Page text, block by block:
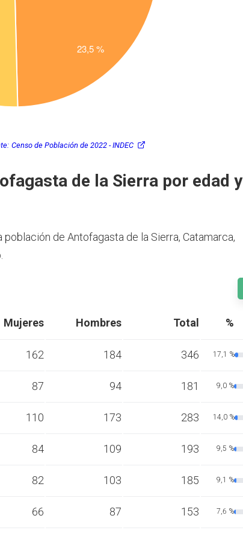
Censo de Población de 2022 - INDEC
de la Sierra por edad y
de Antofagasta de la Sierra, Catamarca,
Mujeres Hombres Total %
162 184 346 17,1 %
87 94 181 9,0 %
110 173 283 14,0 %
84 109 193 9,5 %
82 103 185 9,1 %
66 87 153 7,6 %